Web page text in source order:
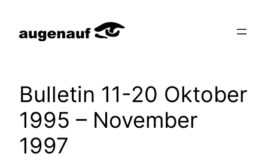
Inhalt
springen
Bulletin 11-20 Oktober
1995 – November
1997